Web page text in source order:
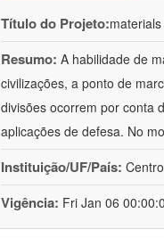
Título do Projeto:
Resumo: A habilidade de
civilizações, a ponto de
divisões ocorrem por conta
aplicações de defesa. No
Instituição/UF/País:
Vigência: Fri Jan 06